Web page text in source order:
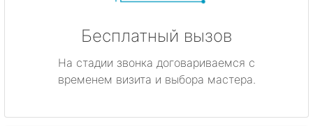
Бесплатный вызов
На стадии звонка договариваемся с
временем визита и выбора мастера.